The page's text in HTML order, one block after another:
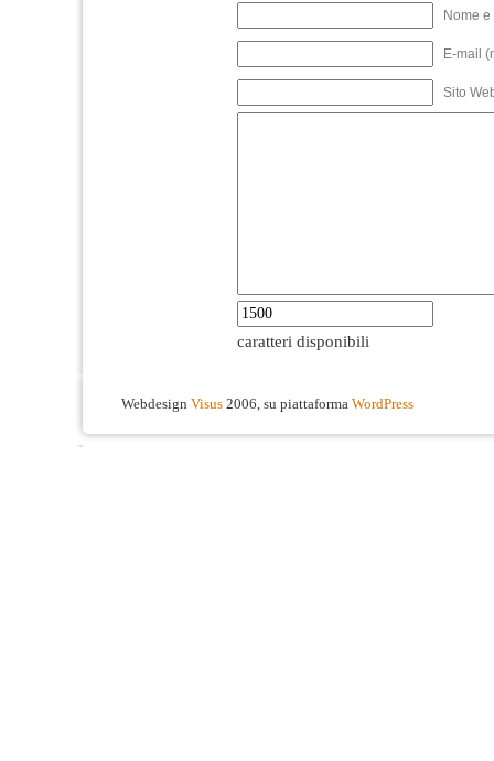
Nome
E-mail
Sito
caratteri disponibili
Webdesign Visus 2006, su piattaforma WordPress